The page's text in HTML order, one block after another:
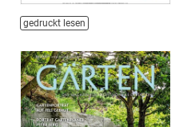
gedruckt lesen